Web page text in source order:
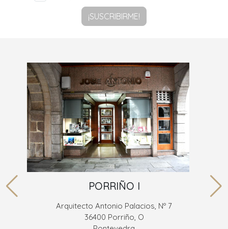
¡SUSCRIBIRME!
PORRIÑO I
Arquitecto Antonio Palacios, Nº 7
36400 Porriño, O